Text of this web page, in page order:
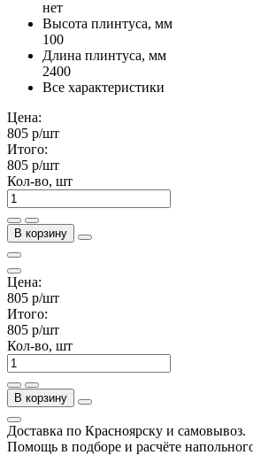
нет
Высота плинтуса, мм
100
Длина плинтуса, мм
2400
Все характеристики
Цена:
805 р/шт
Итого:
805 р/шт
Кол-во, шт
В корзину
Цена:
805 р/шт
Итого:
805 р/шт
Кол-во, шт
В корзину
Доставка по Красноярску и самовывоз.
Помощь в подборе и расчёте